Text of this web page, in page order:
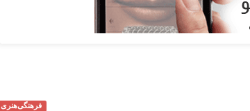
فرهنگی‌هنری